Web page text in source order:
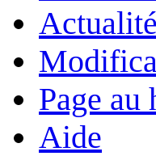
Page au
Aide